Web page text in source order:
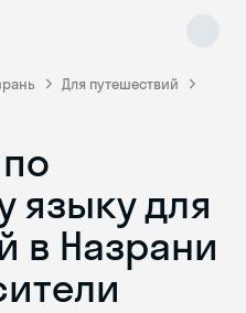
Для путешествий
языку для
в Назрани